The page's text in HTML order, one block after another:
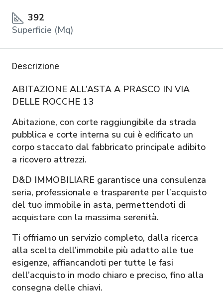
392
Superficie (Mq)
Descrizione
ABITAZIONE ALL’ASTA A PRASCO IN VIA
DELLE ROCCHE 13
Abitazione, con corte raggiungibile da strada
pubblica e corte interna su cui è edificato un
corpo staccato dal fabbricato principale adibito
a ricovero attrezzi.
D&D IMMOBILIARE garantisce una consulenza
seria, professionale e trasparente per l’acquisto
del tuo immobile in asta, permettendoti di
acquistare con la massima serenità.
Ti offriamo un servizio completo, dalla ricerca
alla scelta dell’immobile più adatto alle tue
esigenze, affiancandoti per tutte le fasi
dell’acquisto in modo chiaro e preciso, fino alla
consegna delle chiavi.